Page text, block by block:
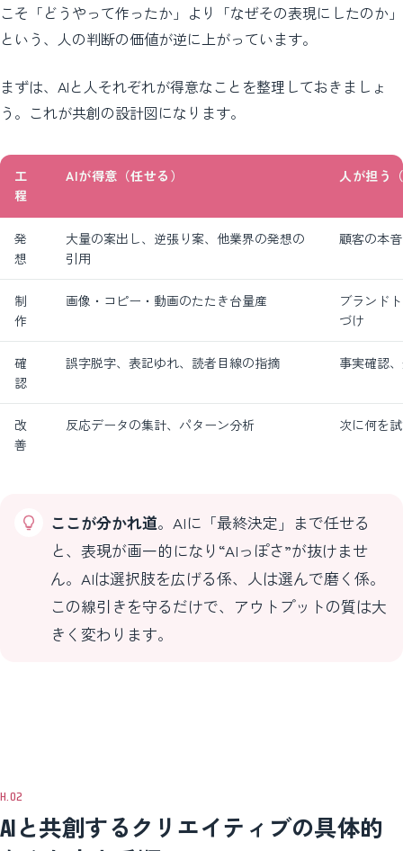
こそ「どうやって作ったか」より「なぜその表現にしたのか」
という、人の判断の価値が逆に上がっています。
まずは、AIと人それぞれが得意なことを整理しておきましょ
う。これが共創の設計図になります。
工
程
AIが得意（任せる） 人が担う
発
想
大量の案出し、逆張り案、他業界の発想の
引用
顧客の本
制
作
画像・コピー・動画のたたき台量産
ブランド
づけ
確
認
誤字脱字、表記ゆれ、読者目線の指摘 事実確認
改
善
反応データの集計、パターン分析 次に何を
ここが分かれ道。AIに「最終決定」まで任せる
と、表現が画一的になり“AIっぽさ”が抜けませ
ん。AIは選択肢を広げる係、人は選んで磨く係。
この線引きを守るだけで、アウトプットの質は大
きく変わります。
AIと共創するクリエイティブの具体的